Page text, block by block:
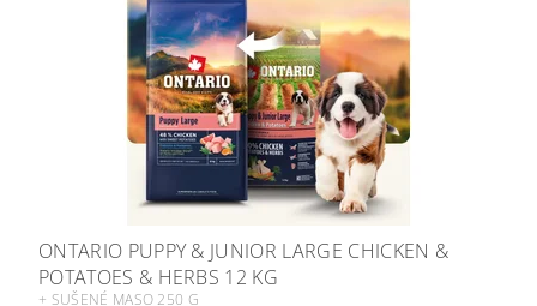
ONTARIO PUPPY & JUNIOR LARGE CHICKEN &
POTATOES & HERBS 12 KG
+ SUŠENÉ MASO 250 G